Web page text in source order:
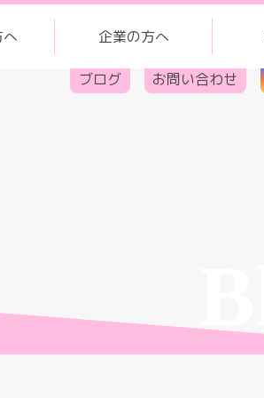
企業の方へ
ブログ お問い合わせ